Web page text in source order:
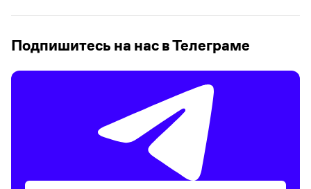
Подпишитесь на нас в Телеграме